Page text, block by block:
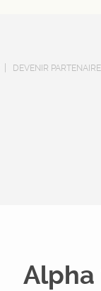
DEVENIR PARTENAIRE
Alpha